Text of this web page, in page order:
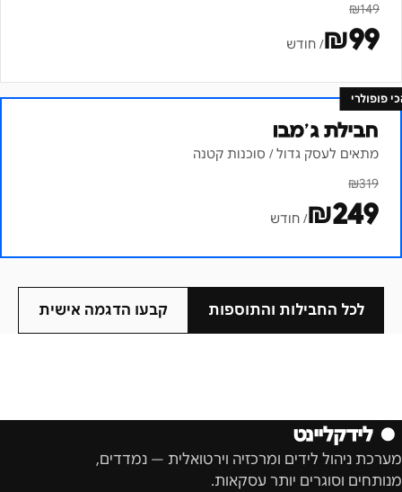
₪149
₪99 / חודש
פופולרי
חבילת ג׳מבו
מתאים לעסק גדול / סוכנות קטנה
₪319
₪249 / חודש
לכל החבילות והתוספות קבעו הדגמה אישית
● לידקליינט
מערכת ניהול לידים ומרכזיה וירטואלית — נמדדים,
מנותחים וסוגרים יותר עסקאות.